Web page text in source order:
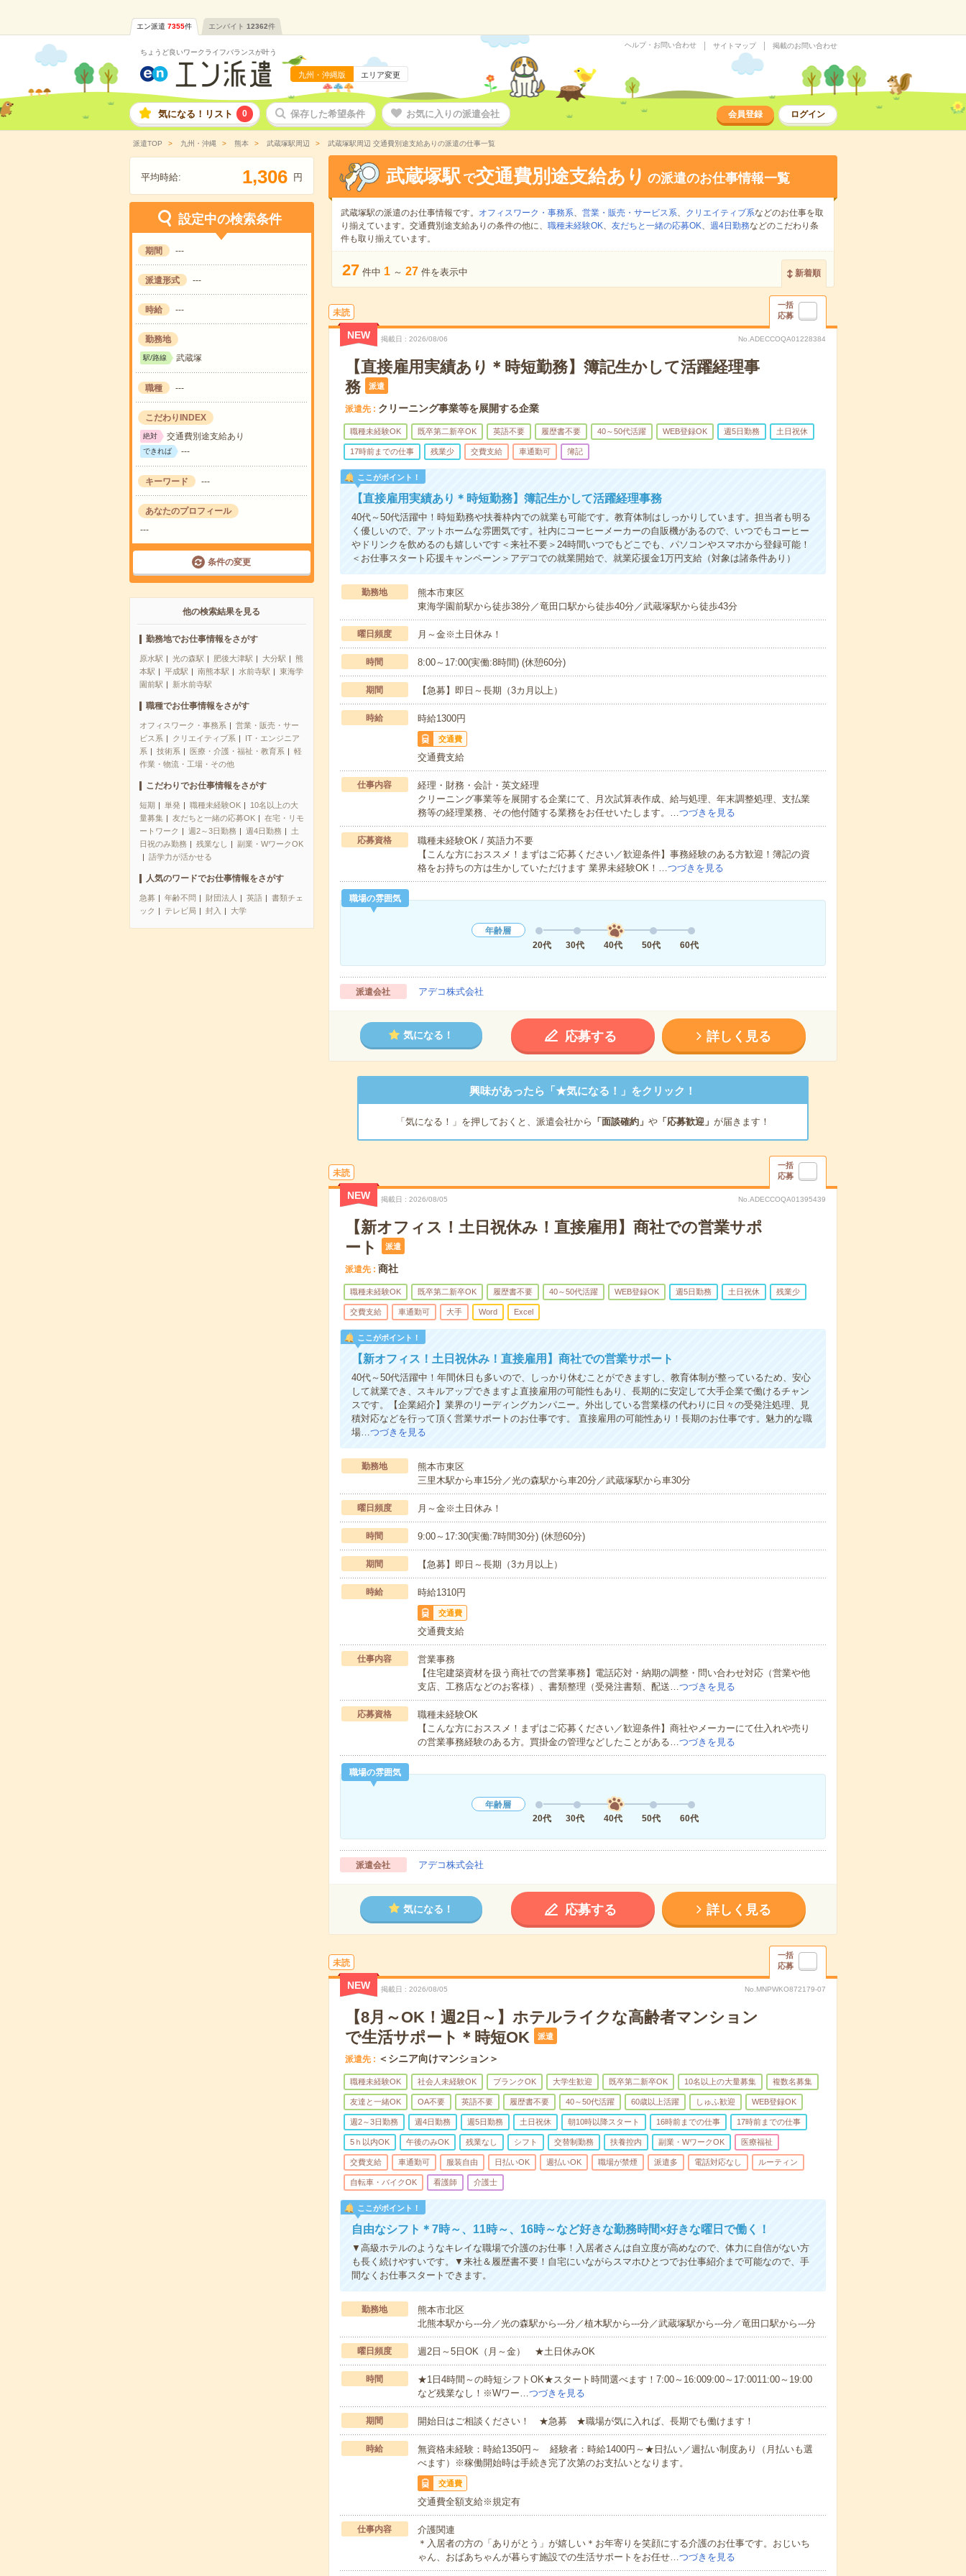
エン派遣 7355件 エンバイト 12362件
ちょうど良いワークライフバランスが叶う
九州・沖縄版 エリア変更
ヘルプ・お問い合わせ サイトマップ 掲載のお問い合わせ
気になる！リスト 0 保存した希望条件 お気に入りの派遣会社 会員登録 ログイン
派遣TOP 九州・沖縄 熊本 武蔵塚駅周辺 武蔵塚駅周辺 交通費別途支給ありの派遣の仕事一覧
平均時給: 1,306 円
設定中の検索条件
期間 ---
派遣形式 ---
時給 ---
勤務地
駅/路線 武蔵塚
職種 ---
こだわりINDEX
絶対 交通費別途支給あり
できれば ---
キーワード ---
あなたのプロフィール
---
条件の変更
他の検索結果を見る
勤務地でお仕事情報をさがす
原水駅 光の森駅 肥後大津駅 大分駅
熊
本駅
平成駅 南熊本駅 水前寺駅
東海学
園前駅
新水前寺駅
職種でお仕事情報をさがす
オフィスワーク・事務系
営業・販売・サー
ビス系
クリエイティブ系
IT・エンジニア
系
技術系 医療・介護・福祉・教育系
軽
作業・物流・工場・その他
こだわりでお仕事情報をさがす
短期 単発 職種未経験OK
10名以上の大
量募集
友だちと一緒の応募OK
在宅・リモ
ートワーク
週2～3日勤務 週4日勤務
土
日祝のみ勤務
残業なし
副業・WワークOK
語学力が活かせる
人気のワードでお仕事情報をさがす
急募 年齢不問 財団法人 英語
書類チェ
ック
テレビ局 封入 大学
武蔵塚駅 で交通費別途支給あり の派遣のお仕事情報一覧
武蔵塚駅の派遣のお仕事情報です。 オフィスワーク・事務系、 営業・販売・サービス系、 クリエイティブ系などのお仕事を取
り揃えています。交通費別途支給ありの条件の他に、 職種未経験OK、 友だちと一緒の応募OK、 週4日勤務などのこだわり条
件も取り揃えています。
27 件中 1 ～ 27 件を表示中 新着順
未読
一括
応募
NEW 掲載日 2026/08/06 No.ADECCOQA01228384
【直接雇用実績あり＊時短勤務】簿記生かして活躍経理事
務
派遣
派遣先 クリーニング事業等を展開する企業
職種未経験OK 既卒第二新卒OK 英語不要 履歴書不要 40～50代活躍 WEB登録OK 週5日勤務 土日祝休
17時前までの仕事 残業少 交費支給 車通勤可 簿記
ここがポイント！
【直接雇用実績あり＊時短勤務】簿記生かして活躍経理事務
40代～50代活躍中！時短勤務や扶養枠内での就業も可能です。教育体制はしっかりしています。担当者も明る
く優しいので、アットホームな雰囲気です。社内にコーヒーメーカーの自販機があるので、いつでもコーヒー
やドリンクを飲めるのも嬉しいです＜来社不要＞24時間いつでもどこでも、パソコンやスマホから登録可能！
＜お仕事スタート応援キャンペーン＞アデコでの就業開始で、就業応援金1万円支給（対象は諸条件あり）
勤務地
熊本市東区
東海学園前駅から徒歩38分／竜田口駅から徒歩40分／武蔵塚駅から徒歩43分
曜日頻度 月～金※土日休み！
時間 8:00～17:00(実働:8時間) (休憩60分)
期間 【急募】即日～長期（3カ月以上）
時給 時給1300円
交通費
交通費支給
仕事内容
経理・財務・会計・英文経理
クリーニング事業等を展開する企業にて、月次試算表作成、給与処理、年末調整処理、支払業
務等の経理業務、その他付随する業務をお任せいたします。…つづきを見る
応募資格
職種未経験OK / 英語力不要
【こんな方におススメ！まずはご応募ください／歓迎条件】事務経験のある方歓迎！簿記の資
格をお持ちの方は生かしていただけます 業界未経験OK！…つづきを見る
職場の雰囲気
年齢層
20代
30代 40代 50代 60代
派遣会社 アデコ株式会社
気になる！ 応募する 詳しく見る
興味があったら「★気になる！」をクリック！
「気になる！」を押しておくと、派遣会社から 「面談確約」 や「応募歓迎」 が届きます！
未読
一括
応募
NEW 掲載日 2026/08/05 No.ADECCOQA01395439
【新オフィス！土日祝休み！直接雇用】商社での営業サポ
ート
派遣
派遣先 商社
職種未経験OK 既卒第二新卒OK 履歴書不要 40～50代活躍 WEB登録OK 週5日勤務 土日祝休 残業少
交費支給 車通勤可 大手 Word Excel
ここがポイント！
【新オフィス！土日祝休み！直接雇用】商社での営業サポート
40代～50代活躍中！年間休日も多いので、しっかり休むことができますし、教育体制が整っているため、安心
して就業でき、スキルアップできますよ直接雇用の可能性もあり、長期的に安定して大手企業で働けるチャン
スです。【企業紹介】業界のリーディングカンパニー。外出している営業様の代わりに日々の受発注処理、見
積対応などを行って頂く営業サポートのお仕事です。 直接雇用の可能性あり！長期のお仕事です。魅力的な職
場… つづきを見る
勤務地
熊本市東区
三里木駅から車15分／光の森駅から車20分／武蔵塚駅から車30分
曜日頻度 月～金※土日休み！
時間 9:00～17:30(実働:7時間30分) (休憩60分)
期間 【急募】即日～長期（3カ月以上）
時給 時給1310円
交通費
交通費支給
仕事内容
営業事務
【住宅建築資材を扱う商社での営業事務】電話応対・納期の調整・問い合わせ対応（営業や他
支店、工務店などのお客様）、書類整理（受発注書類、配送… つづきを見る
応募資格
職種未経験OK
【こんな方におススメ！まずはご応募ください／歓迎条件】商社やメーカーにて仕入れや売り
の営業事務経験のある方。買掛金の管理などしたことがある… つづきを見る
職場の雰囲気
年齢層
20代
30代 40代 50代 60代
派遣会社 アデコ株式会社
気になる！ 応募する 詳しく見る
未読
一括
応募
NEW 掲載日 2026/08/05 No.MNPWKO872179-07
【8月～OK！週2日～】ホテルライクな高齢者マンション
で生活サポート＊時短OK
派遣
派遣先 ＜シニア向けマンション＞
職種未経験OK 社会人未経験OK ブランクOK 大学生歓迎 既卒第二新卒OK 10名以上の大量募集 複数名募集
友達と一緒OK OA不要 英語不要 履歴書不要 40～50代活躍 60歳以上活躍 しゅふ歓迎 WEB登録OK
週2～3日勤務 週4日勤務 週5日勤務 土日祝休 朝10時以降スタート 16時前までの仕事 17時前までの仕事
5ｈ以内OK 午後のみOK 残業なし シフト 交替制勤務 扶養控内 副業・WワークOK 医療福祉
交費支給 車通勤可 服装自由 日払いOK 週払いOK 職場が禁煙 派遣多 電話対応なし ルーティン
自転車・バイクOK 看護師 介護士
ここがポイント！
自由なシフト＊7時～、11時～、16時～など好きな勤務時間×好きな曜日で働く！
▼高級ホテルのようなキレイな職場で介護のお仕事！入居者さんは自立度が高めなので、体力に自信がない方
も長く続けやすいです。▼来社＆履歴書不要！自宅にいながらスマホひとつでお仕事紹介まで可能なので、手
間なくお仕事スタートできます。
勤務地
熊本市北区
北熊本駅から---分／光の森駅から---分／植木駅から---分／武蔵塚駅から---分／竜田口駅から---分
曜日頻度 週2日～5日OK（月～金） ★土日休みOK
時間
★1日4時間～の時短シフトOK★スタート時間選べます！7:00～16:009:00～17:0011:00～19:00
など残業なし！※Wワー…つづきを見る
期間 開始日はご相談ください！ ★急募 ★職場が気に入れば、長期でも働けます！
時給
無資格未経験：時給1350円～ 経験者：時給1400円～★日払い／週払い制度あり（月払いも選
べます）※稼働開始時は手続き完了次第のお支払いとなります。
交通費
交通費全額支給※規定有
仕事内容
介護関連
＊入居者の方の「ありがとう」が嬉しい＊お年寄りを笑顔にする介護のお仕事です。おじいち
ゃん、おばあちゃんが暮らす施設での生活サポートをお任せ…つづきを見る